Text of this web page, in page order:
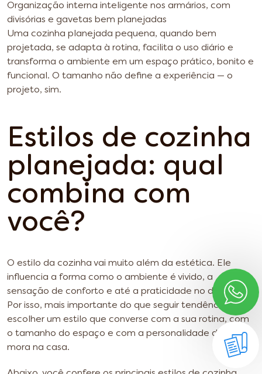
Organização interna inteligente nos armários, com
divisórias e gavetas bem planejadas
Uma cozinha planejada pequena, quando bem
projetada, se adapta à rotina, facilita o uso diário e
transforma o ambiente em um espaço prático, bonito e
funcional. O tamanho não define a experiência — o
projeto, sim.
Estilos de cozinha
planejada: qual
combina com
você?
O estilo da cozinha vai muito além da estética. Ele
influencia a forma como o ambiente é vivido, a
sensação de conforto e até a praticidade no dia a dia.
Por isso, mais importante do que seguir tendências é
escolher um estilo que converse com a sua rotina, com
o tamanho do espaço e com a personalidade de quem
mora na casa.